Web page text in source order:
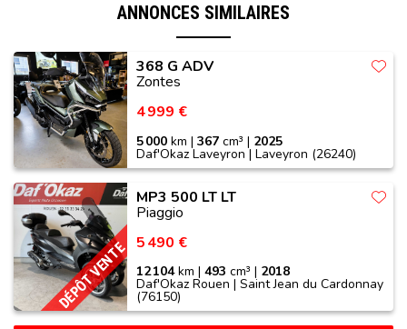
ANNONCES SIMILAIRES
368 G ADV
Zontes
4 999 €
5 000 km |367 cm³ | 2025
Daf'Okaz Laveyron | Laveyron (26240)
DÉPÔT VENTE
MP3 500 LT LT
Piaggio
5 490 €
12 104km |493 cm³ | 2018
Daf'Okaz Rouen | Saint Jean du Cardonnay
(76150)